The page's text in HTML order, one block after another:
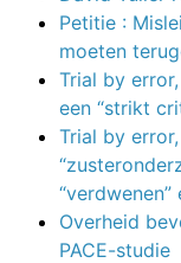
Petitie :
moeten
Trial by
een “strikt
Trial by
Overheid
PACE-studie